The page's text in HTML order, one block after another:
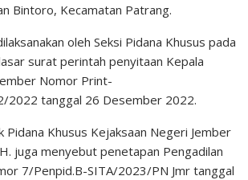
Bintoro, Kecamatan Patrang.
oleh Seksi Pidana Khusus pada
surat perintah penyitaan Kepala
Nomor Print-
2022 tanggal 26 Desember 2022.
Pidana Khusus Kejaksaan Negeri Jember
juga menyebut penetapan Pengadilan
7/Penpid.B-SITA/2023/PN Jmr tanggal